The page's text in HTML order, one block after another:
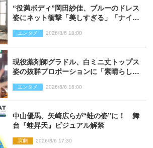
“役満ボディ”岡田紗佳、ブルーのドレス
姿にネット衝撃「美しすぎる」「ナイ
エンタメ 2026/8/6 18:00
現役薬剤師グラドル、白ミニ丈トップス
姿の抜群プロポーションに「素晴らしす
エンタメ 2026/8/6 18:00
中山優馬、矢崎広らが“蛙の姿”に！ 舞
台『蛙昇天』ビジュアル解禁
演劇 2026/8/6 17:30